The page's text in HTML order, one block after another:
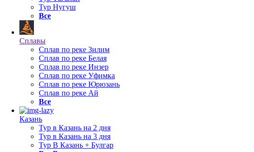
Тур Нугуш
Все
Сплавы
Сплав по реке Зилим
Сплав по реке Белая
Сплав по реке Инзер
Сплав по реке Уфимка
Сплав по реке Юрюзань
Сплав по реке Ай
Все
Казань
Тур в Казань на 2 дня
Тур в Казань на 3 дня
Тур В Казань + Булгар